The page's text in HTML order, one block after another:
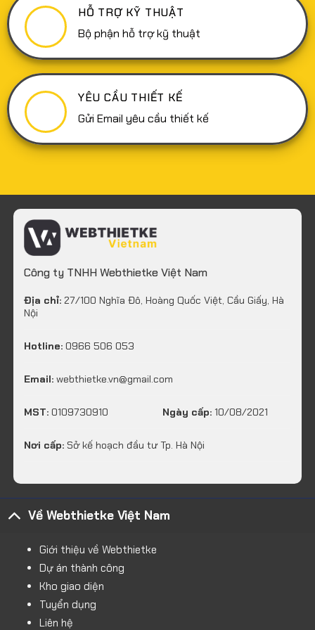
HỖ TRỢ KỸ THUẬT
Bộ phận hỗ trợ kỹ thuật
YÊU CẦU THIẾT KẾ
Gửi Email yêu cầu thiết kế
Công ty TNHH Webthietke Việt Nam
Địa chỉ: 27/100 Nghĩa Đô, Hoàng Quốc Việt, Cầu Giấy, Hà
Nội
Hotline: 0966 506 053
Email: webthietke.vn@gmail.com
MST: 0109730910 Ngày cấp: 10/08/2021
Nơi cấp: Sở kế hoạch đầu tư Tp. Hà Nội
Về Webthietke Việt Nam
Giới thiệu về Webthietke
Dự án thành công
Kho giao diện
Tuyển dụng
Liên hệ